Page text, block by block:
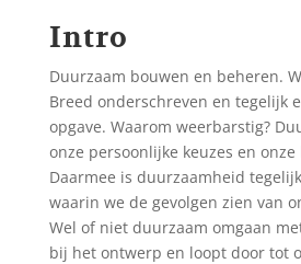
Intro
Duurzaam bouwen en beheren.
Breed onderschreven en tegelijk
opgave. Waarom weerbarstig?
onze persoonlijke keuzes en
Daarmee is duurzaamheid
waarin we de gevolgen zien van
Wel of niet duurzaam omgaan
bij het ontwerp en loopt door tot